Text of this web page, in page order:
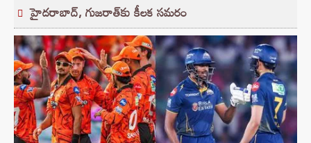
హైదరాబాద్, గుజరాత్‌కు కీలక సమరం